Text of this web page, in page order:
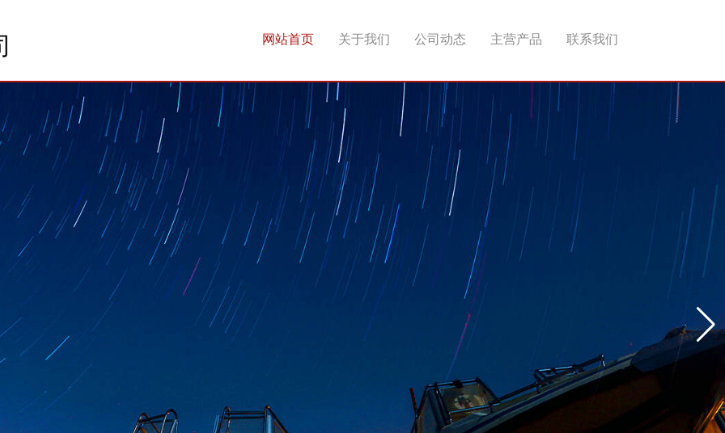
网站首页 关于我们 公司动态 主营产品 联系我们